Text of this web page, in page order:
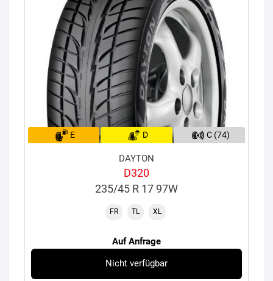
E D C (74)
DAYTON
D320
235/45 R 17 97W
FR TL XL
Auf Anfrage
Nicht verfügbar